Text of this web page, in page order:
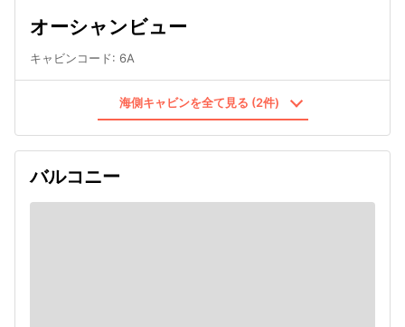
オーシャンビュー
キャビンコード: 6A
海側キャビンを全て見る (2件)
バルコニー